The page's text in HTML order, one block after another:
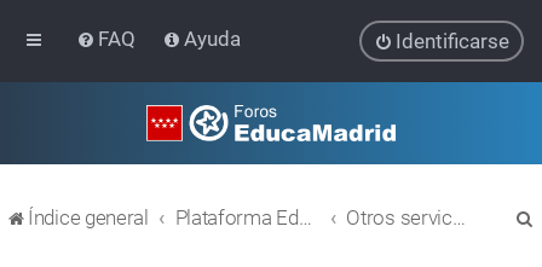
FAQ Ayuda Identificarse
Índice general Plataforma Educativa EducaMadrid Otros servicios